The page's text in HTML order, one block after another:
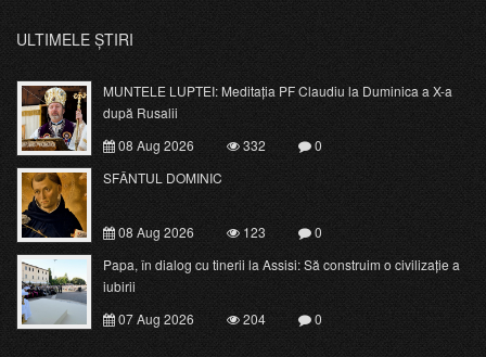
ULTIMELE ȘTIRI
MUNTELE LUPTEI: Meditația PF Claudiu la Duminica a X-a
după Rusalii
08 Aug 2026
332
0
SFÂNTUL DOMINIC
08 Aug 2026 123
0
Papa, în dialog cu tinerii la Assisi: Să construim o civilizație a
iubirii
07 Aug 2026
204 0